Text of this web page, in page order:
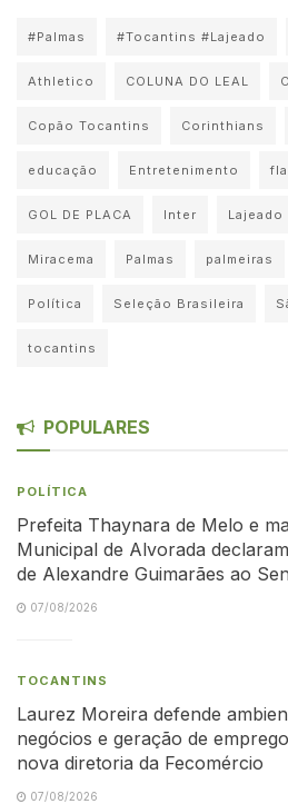
#Palmas #Tocantins #Lajeado
Athletico COLUNA DO LEAL
Copão Tocantins Corinthians
educação Entretenimento
GOL DE PLACA Inter Lajeado
Miracema Palmas palmeiras
Política Seleção Brasileira
tocantins
POPULARES
POLÍTICA
Prefeita Thaynara de Melo e
Municipal de Alvorada
de Alexandre Guimarães ao
07/08/2026
TOCANTINS
Laurez Moreira defende
negócios e geração de
nova diretoria da Fecomércio
07/08/2026